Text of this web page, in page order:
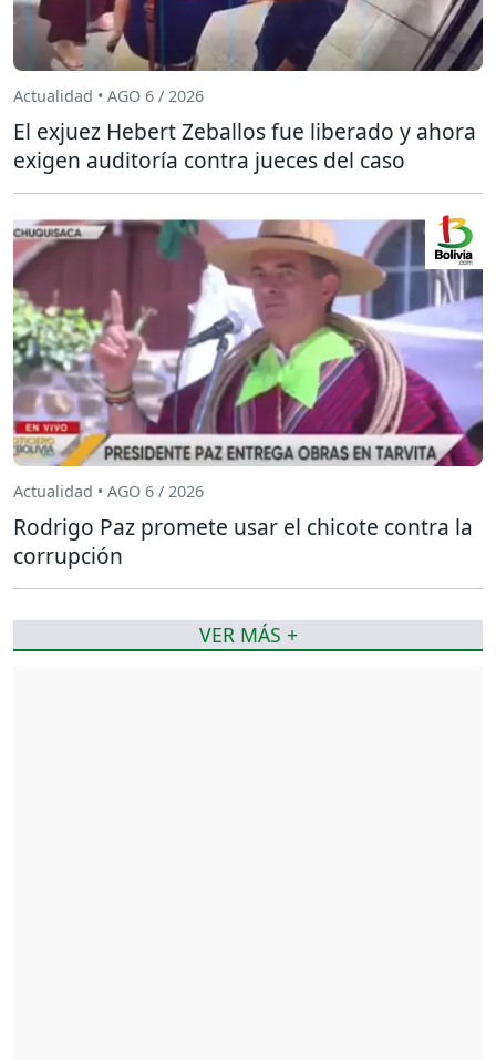
Actualidad • AGO 6 / 2026
El exjuez Hebert Zeballos fue liberado y ahora
exigen auditoría contra jueces del caso
Actualidad • AGO 6 / 2026
Rodrigo Paz promete usar el chicote contra la
corrupción
VER MÁS +